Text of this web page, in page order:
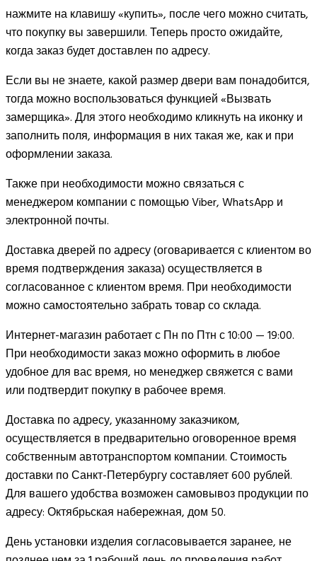
нажмите на клавишу «купить», после чего можно считать,
что покупку вы завершили. Теперь просто ожидайте,
когда заказ будет доставлен по адресу.
Если вы не знаете, какой размер двери вам понадобится,
тогда можно воспользоваться функцией «Вызвать
замерщика». Для этого необходимо кликнуть на иконку и
заполнить поля, информация в них такая же, как и при
оформлении заказа.
Также при необходимости можно связаться с
менеджером компании с помощью Viber, WhatsApp и
электронной почты.
Доставка дверей по адресу (оговаривается с клиентом во
время подтверждения заказа) осуществляется в
согласованное с клиентом время. При необходимости
можно самостоятельно забрать товар со склада.
Интернет-магазин работает с Пн по Птн с 10:00 — 19:00.
При необходимости заказ можно оформить в любое
удобное для вас время, но менеджер свяжется с вами
или подтвердит покупку в рабочее время.
Доставка по адресу, указанному заказчиком,
осуществляется в предварительно оговоренное время
собственным автотранспортом компании. Стоимость
доставки по Санкт-Петербургу составляет 600 рублей.
Для вашего удобства возможен самовывоз продукции по
адресу: Октябрьская набережная, дом 50.
День установки изделия согласовывается заранее, не